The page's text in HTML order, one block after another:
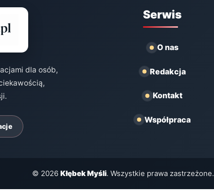
dla osób,
Serwis
O nas
Redakcja
Kontakt
Współpraca
© 2026 Kłębek Myśli. Wszystkie prawa zastrzeżone.